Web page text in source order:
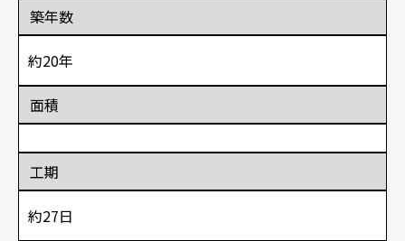
築年数
約20年
面積
工期
約27日